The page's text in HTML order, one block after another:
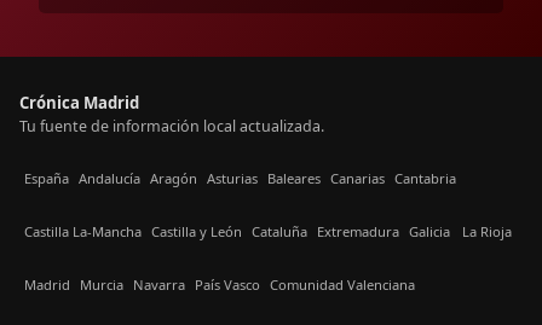
Crónica Madrid
Tu fuente de información local actualizada.
España Andalucía Aragón Asturias Baleares Canarias Cantabria
Castilla La-Mancha Castilla y León Cataluña Extremadura Galicia La Rioja
Madrid Murcia Navarra País Vasco Comunidad Valenciana